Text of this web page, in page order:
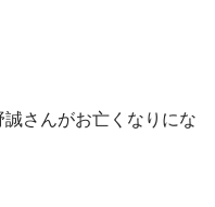
さんがお亡くなりにな